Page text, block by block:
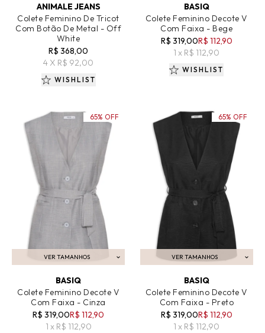
ANIMALE JEANS
Colete Feminino De Tricot
Com Botão De Metal - Off
White
R$ 368,00
4 X R$ 92,00
WISHLIST
BASIQ
Colete Feminino Decote V
Com Faixa - Bege
R$ 319,00R$ 112,90
1 x R$ 112,90
WISHLIST
VER TAMANHOS
ADICIONAR AO CARRINHO
BASIQ
Colete Feminino Decote V
Com Faixa - Cinza
R$ 319,00R$ 112,90
1 x R$ 112,90
65% OFF
VER TAMANHOS
ADICIONAR AO CARRINHO
BASIQ
Colete Feminino Decote V
Com Faixa - Preto
R$ 319,00R$ 112,90
1 x R$ 112,90
65% OFF